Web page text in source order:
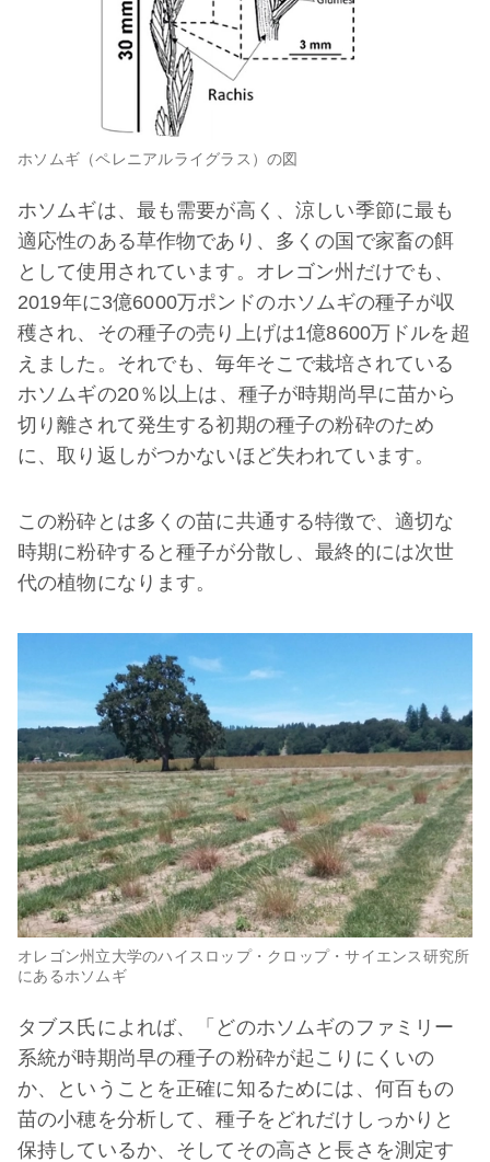
ホソムギ（ペレニアルライグラス）の図
ホソムギは、最も需要が高く、涼しい季節に最も
適応性のある草作物であり、多くの国で家畜の餌
として使用されています。オレゴン州だけでも、
2019年に3億6000万ポンドのホソムギの種子が収
穫され、その種子の売り上げは1億8600万ドルを超
えました。それでも、毎年そこで栽培されている
ホソムギの20％以上は、種子が時期尚早に苗から
切り離されて発生する初期の種子の粉砕のため
に、取り返しがつかないほど失われています。
この粉砕とは多くの苗に共通する特徴で、適切な
時期に粉砕すると種子が分散し、最終的には次世
代の植物になります。
オレゴン州立大学のハイスロップ・クロップ・サイエンス研究所
にあるホソムギ
タブス氏によれば、「どのホソムギのファミリー
系統が時期尚早の種子の粉砕が起こりにくいの
か、ということを正確に知るためには、何百もの
苗の小穂を分析して、種子をどれだけしっかりと
保持しているか、そしてその高さと長さを測定す